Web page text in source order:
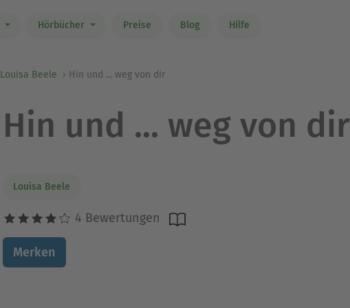
Hörbücher Preise Blog Hilfe
Louisa Beele Hin und ... weg von dir
Hin und ... weg von dir
Louisa Beele
4 Bewertungen
Merken